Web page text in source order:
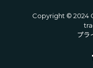
Copyright © 2024
プラ